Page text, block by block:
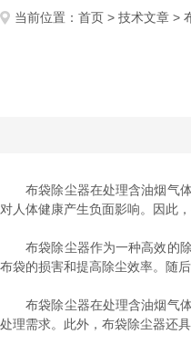
当前位置： 首页 > 技术文章 >
布袋除尘器在处理含油烟气体
对人体健康产生负面影响。因此
布袋除尘器作为一种高效的除
布袋的损害和提高除尘效率。随
布袋除尘器在处理含油烟气体
处理需求。此外，布袋除尘器还